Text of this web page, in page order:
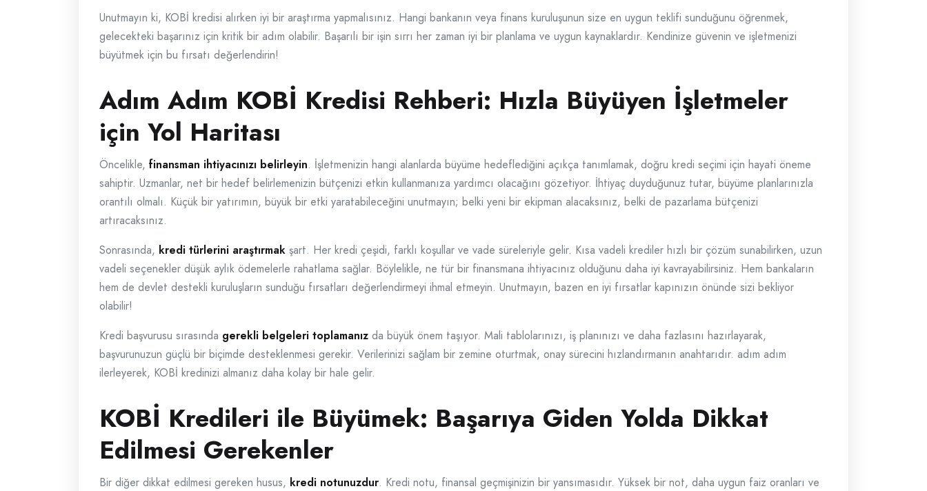
Unutmayın ki, KOBİ kredisi alırken iyi bir araştırma yapmalısınız. Hangi bankanın veya finans kuruluşunun size en uygun teklifi sunduğunu öğrenmek,
gelecekteki başarınız için kritik bir adım olabilir. Başarılı bir işin sırrı her zaman iyi bir planlama ve uygun kaynaklardır. Kendinize güvenin ve işletmenizi
büyütmek için bu fırsatı değerlendirin!
Adım Adım KOBİ Kredisi Rehberi: Hızla Büyüyen İşletmeler
için Yol Haritası
Öncelikle, finansman ihtiyacınızı belirleyin. İşletmenizin hangi alanlarda büyüme hedeflediğini açıkça tanımlamak, doğru kredi seçimi için hayati öneme
sahiptir. Uzmanlar, net bir hedef belirlemenizin bütçenizi etkin kullanmanıza yardımcı olacağını gözetiyor. İhtiyaç duyduğunuz tutar, büyüme planlarınızla
orantılı olmalı. Küçük bir yatırımın, büyük bir etki yaratabileceğini unutmayın; belki yeni bir ekipman alacaksınız, belki de pazarlama bütçenizi
artıracaksınız.
Sonrasında, kredi türlerini araştırmak şart. Her kredi çeşidi, farklı koşullar ve vade süreleriyle gelir. Kısa vadeli krediler hızlı bir çözüm sunabilirken, uzun
vadeli seçenekler düşük aylık ödemelerle rahatlama sağlar. Böylelikle, ne tür bir finansmana ihtiyacınız olduğunu daha iyi kavrayabilirsiniz. Hem bankaların
hem de devlet destekli kuruluşların sunduğu fırsatları değerlendirmeyi ihmal etmeyin. Unutmayın, bazen en iyi fırsatlar kapınızın önünde sizi bekliyor
olabilir!
Kredi başvurusu sırasında gerekli belgeleri toplamanız da büyük önem taşıyor. Mali tablolarınızı, iş planınızı ve daha fazlasını hazırlayarak,
başvurunuzun güçlü bir biçimde desteklenmesi gerekir. Verilerinizi sağlam bir zemine oturtmak, onay sürecini hızlandırmanın anahtarıdır. adım adım
ilerleyerek, KOBİ kredinizi almanız daha kolay bir hale gelir.
KOBİ Kredileri ile Büyümek: Başarıya Giden Yolda Dikkat
Edilmesi Gerekenler
Bir diğer dikkat edilmesi gereken husus, kredi notunuzdur. Kredi notu, finansal geçmişinizin bir yansımasıdır. Yüksek bir not, daha uygun faiz oranları ve